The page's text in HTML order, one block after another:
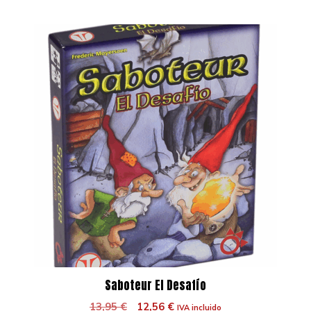
Saboteur El Desafío
13,95€
El
12,56 €ElIVA incluido